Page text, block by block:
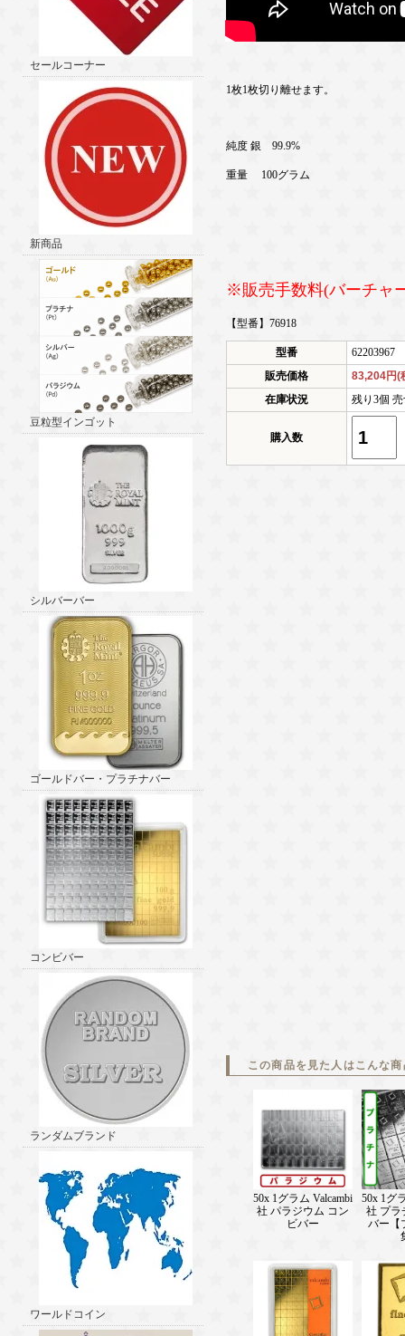
セールコーナー
新商品
豆粒型インゴット
シルバーバー
ゴールドバー・プラチナバー
コンビバー
ランダムブランド
ワールドコイン
1枚1枚切り離せます。
純度 銀 99.9%
重量 100グラム
※販売手数料(バーチャ
【型番】76918
型番
62203967
販売価格
83,204円(
在庫状況
残り3個
購入数
この商品を見た人はこんな
50x 1グラム Valcambi
社 パラジウム コン
ビバー
50x 1グ
社 プラ
バー【